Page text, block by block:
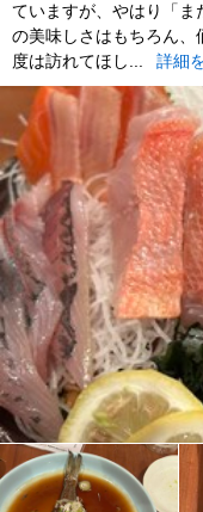
ていますが、やはり「ま
の美味しさはもちろん
度は訪れてほし...
詳細